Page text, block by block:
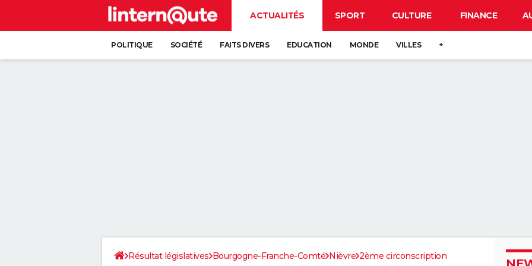
ACTUALITÉS SPORT CULTURE FINANCE
POLITIQUE SOCIÉTÉ FAITS DIVERS EDUCATION MONDE VILLES +
Résultat législatives Bourgogne-Franche-Comté Nièvre 2ème circonscription